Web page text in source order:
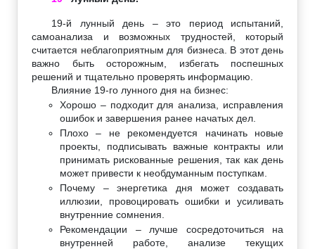
19-й лунный день – это период испытаний,
самоанализа и возможных трудностей, который
считается неблагоприятным для бизнеса. В этот день
важно быть осторожным, избегать поспешных
решений и тщательно проверять информацию.
Влияние 19-го лунного дня на бизнес:
Хорошо – подходит для анализа, исправления
ошибок и завершения ранее начатых дел.
Плохо – не рекомендуется начинать новые
проекты, подписывать важные контракты или
принимать рискованные решения, так как день
может привести к необдуманным поступкам.
Почему – энергетика дня может создавать
иллюзии, провоцировать ошибки и усиливать
внутренние сомнения.
Рекомендации – лучше сосредоточиться на
внутренней работе, анализе текущих